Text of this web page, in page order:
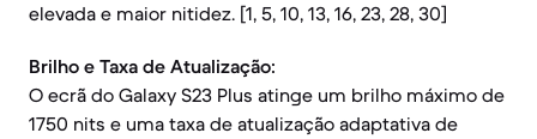
elevada e maior nitidez. [1, 5, 10, 13, 16, 23, 28, 30]
Brilho e Taxa de Atualização:
O ecrã do Galaxy S23 Plus atinge um brilho máximo de
1750 nits e uma taxa de atualização adaptativa de